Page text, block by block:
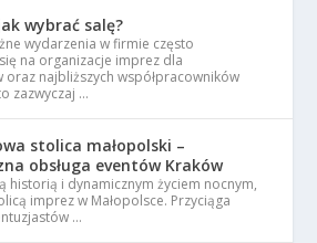
wybrać salę?
wydarzenia w firmie często
na organizacje imprez dla
oraz najbliższych współpracowników
zazwyczaj …
stolica małopolski –
obsługa eventów Kraków
historią i dynamicznym życiem nocnym,
imprez w Małopolsce. Przyciąga
…